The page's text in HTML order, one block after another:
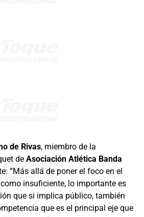
de Rivas, miembro de la
de Asociación Atlética Banda
“Más allá de poner el foco en el
insuficiente, lo importante es
que si implica público, también
que es el principal eje que